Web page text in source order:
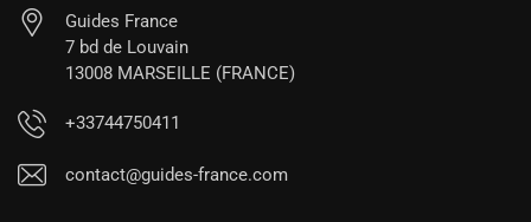
Guides France
7 bd de Louvain
13008 MARSEILLE (FRANCE)
+33744750411
contact@guides-france.com